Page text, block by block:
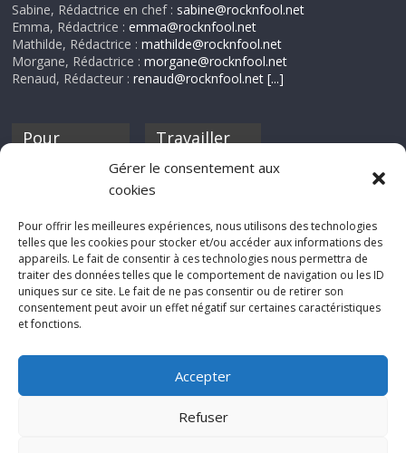
Gérer le consentement aux
cookies
Pour offrir les meilleures expériences, nous utilisons des technologies
telles que les cookies pour stocker et/ou accéder aux informations des
appareils. Le fait de consentir à ces technologies nous permettra de
traiter des données telles que le comportement de navigation ou les ID
uniques sur ce site. Le fait de ne pas consentir ou de retirer son
consentement peut avoir un effet négatif sur certaines caractéristiques
et fonctions.
Accepter
Refuser
Sabine, Rédactrice en chef : sabine@rocknfool.net
Emma, Rédactrice :emma@rocknfool.net
Mathilde, Rédactrice :mathilde@rocknfool.net
Morgane, Rédactrice :morgane@rocknfool.net
Renaud, Rédacteur :renaud@rocknfool.net [...]
Pour
discothèque
Travailler
Si tu souhaites
Rocknfool, n'hésite
pas à nous envoyer
tes chroniques de
concerts, de films,
séries ou des billets
d'humeur :
net